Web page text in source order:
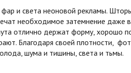
и света неоновой рекламы.
необходимое затемнение даже
отлично держат форму, хорошо
Благодаря своей плотности,
шума и тишины, света и тьмы.